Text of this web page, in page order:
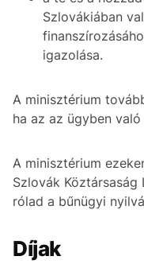
Szlovákiában
igazolása.
A minisztérium
ha az az ügyben
A minisztérium
Szlovák
rólad a bűnügyi
Díjak